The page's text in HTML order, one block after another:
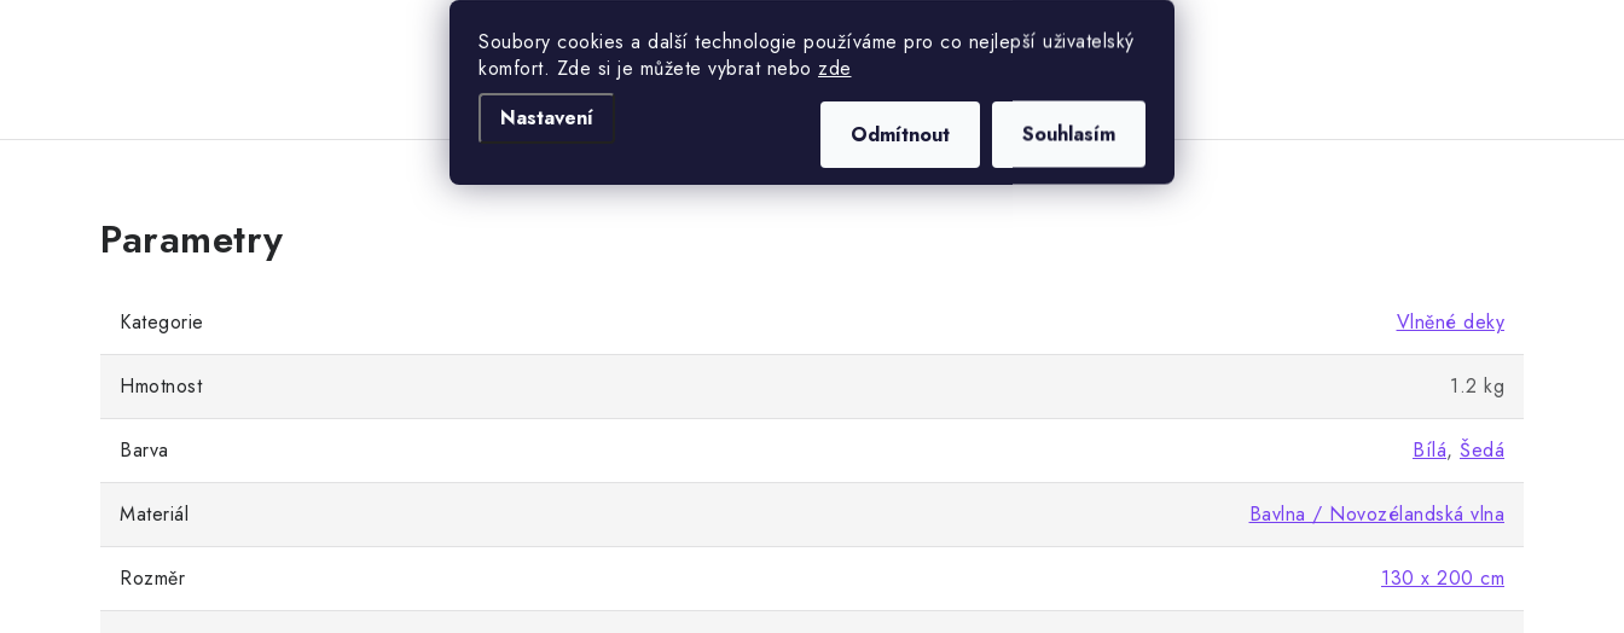
Soubory cookies a další technologie používáme pro co nejlepší uživatelský
komfort. Zde si je můžete vybrat nebo zde
Nastavení
Odmítnout Souhlasím
Kategorie Vlněné deky
Hmotnost 1.2 kg
Barva Bílá, Šedá
Materiál Bavlna / Novozélandská vlna
Rozměr 130 x 200 cm